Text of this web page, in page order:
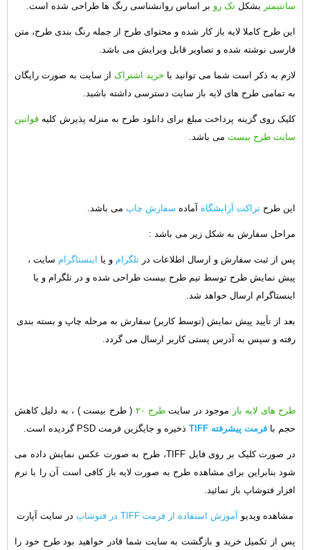
سانتیمتر بشکل تک رو بر اساس روانشناسی رنگ ها طراحی شده است.
این طرح کاملا لایه باز کار شده و محتوای طرح از جمله رنگ بندی طرح، متن
فارسی نوشته شده و تصاویر قابل ویرایش می باشد.
لازم به ذکر است شما می توانید با خرید اشتراک از سایت به صورت رایگان
به تمامی طرح های لایه باز سایت دسترسی داشته باشید.
کلیک روی گزینه پرداخت مبلغ برای دانلود طرح به منزله پذیرش کلیه قوانین
سایت طرح بیست می باشد.
این طرح تراکت آرایشگاه آماده سفارش چاپ می باشد.
مراحل سفارش به شکل زیر می باشد :
پس از ثبت سفارش و ارسال اطلاعات در تلگرام و یا اینستاگرام سایت ،
پیش نمایش طرح توسط تیم طرح بیست طراحی شده و در تلگرام و یا
اینستاگرام ارسال خواهد شد.
بعد از تأیید پیش نمایش (توسط کاربر) سفارش به مرحله چاپ و بسته بندی
رفته و سپس به آدرس پستی کاربر ارسال می گردد.
طرح های لایه باز موجود در سایتطرح ۲۰
( طرح بیست ) ، به دلیل کاهش
حجم با فرمت پیشرفته TIFF ذخیره و جایگزین فرمت PSD گردیده است.
در صورت کلیک بر روی فایل TIFF، طرح به صورت عکس نمایش داده می
شود بنابراین برای مشاهده طرح به صورت لایه باز کافی است آن را با نرم
افزار فتوشاپ باز نمائید.
مشاهده ویدیو آموزش استفاده از فرمت TIFF در فتوشاپ در سایت آپارت
پس از تکمیل خرید و بازگشت به سایت شما قادر خواهید بود طرح خود را